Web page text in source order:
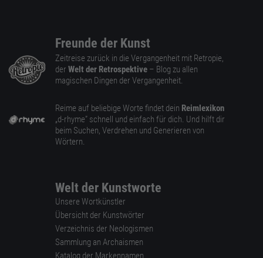
Freunde der Kunst
Zeitreise zurück in die Vergangenheit mit Retropie,
der Welt der Retrospektive – Blog zu allen
magischen Dingen der Vergangenheit.
Reime auf beliebige Worte findet dein Reimlexikon
„d-rhyme” schnell und einfach für dich. Und hilft dir
beim Suchen, Verdrehen und Generieren von
Wörtern.
Welt der Kunstworte
Unsere Wortkünstler
Übersicht der Kunstwörter
Verzeichnis der Neologismen
Sammlung an Archaismen
Katalog der Markennamen